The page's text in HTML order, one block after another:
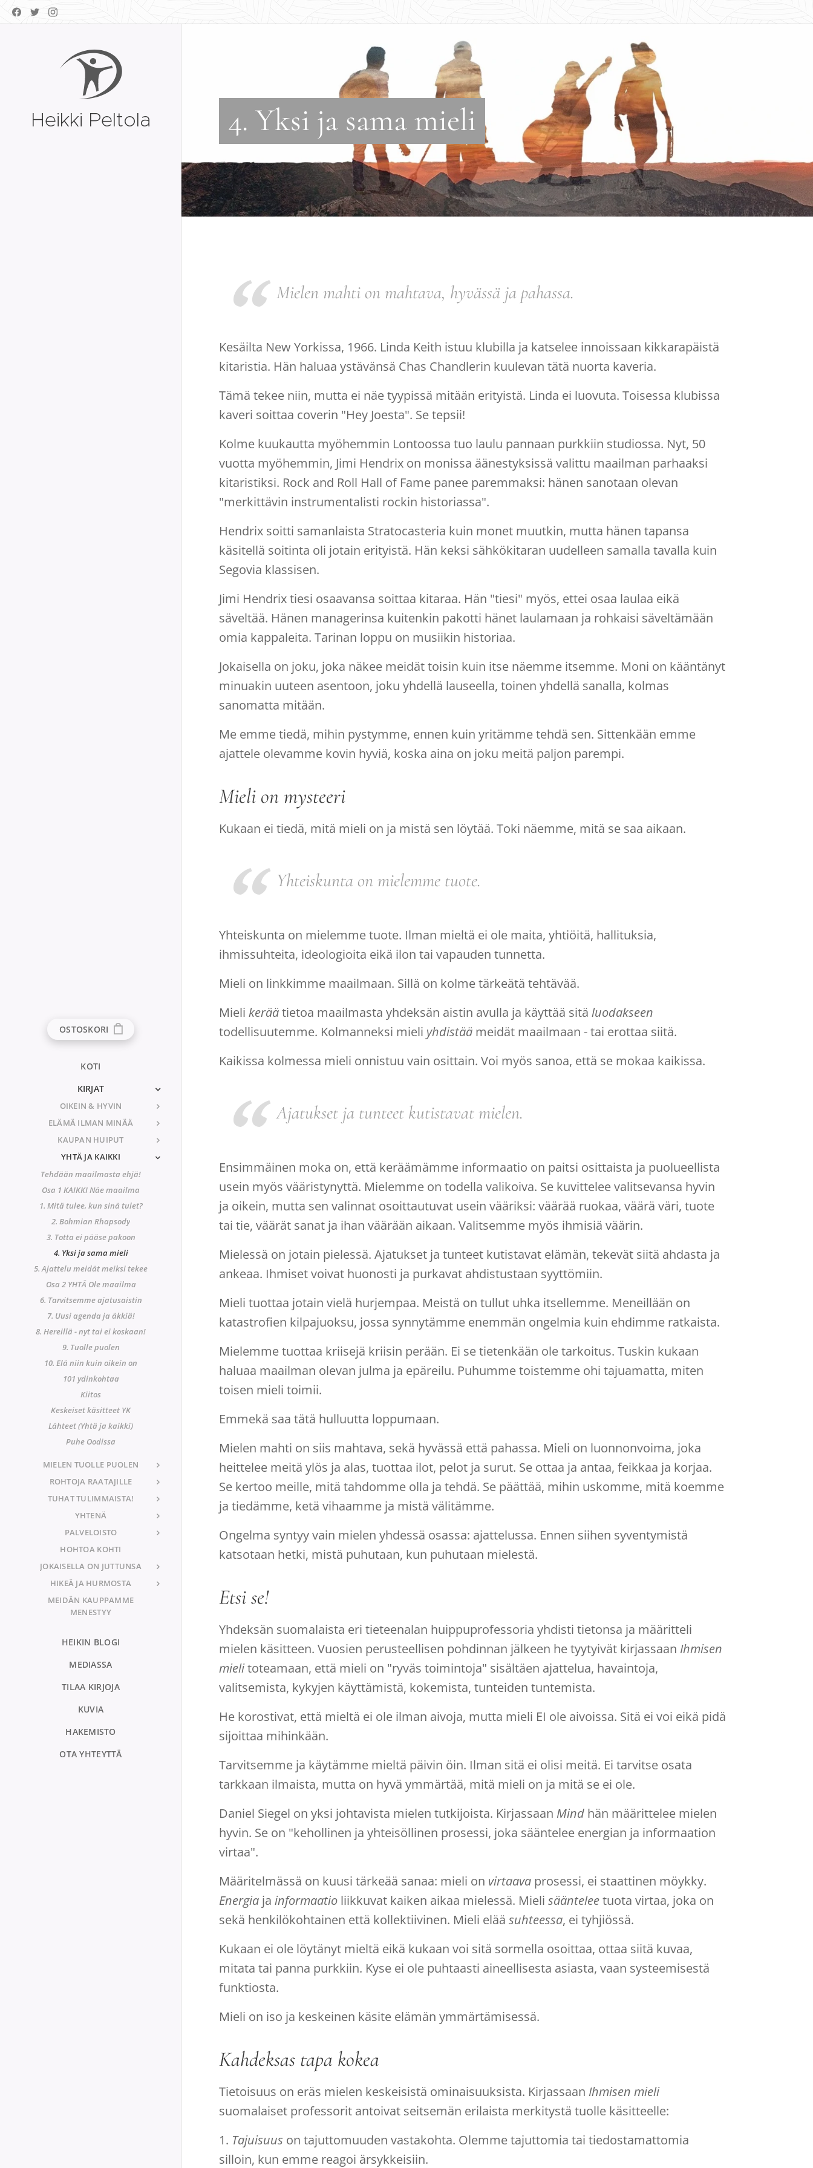
Heikki Peltola
OSTOSKORI
KOTI
KIRJAT
OIKEIN & HYVIN
ELÄMÄ ILMAN MINÄÄ
KAUPAN HUIPUT
YHTÄ JA KAIKKI
Tehdään maailmasta ehjä!
Osa 1 KAIKKI Näe maailma
1. Mitä tulee, kun sinä tulet?
2. Bohmian Rhapsody
3. Totta ei pääse pakoon
4. Yksi ja sama mieli
5. Ajattelu meidät meiksi tekee
Osa 2 YHTÄ Ole maailma
6. Tarvitsemme ajatusaistin
7. Uusi agenda ja äkkiä!
8. Hereillä - nyt tai ei koskaan!
9. Tuolle puolen
10. Elä niin kuin oikein on
101 ydinkohtaa
Kiitos
Keskeiset käsitteet YK
Lähteet (Yhtä ja kaikki)
Puhe Oodissa
MIELEN TUOLLE PUOLEN
ROHTOJA RAATAJILLE
TUHAT TULIMMAISTA!
YHTENÄ
PALVELOISTO
HOHTOA KOHTI
JOKAISELLA ON JUTTUNSA
HIKEÄ JA HURMOSTA
MEIDÄN KAUPPAMME
MENESTYY
HEIKIN BLOGI
MEDIASSA
TILAA KIRJOJA
KUVIA
HAKEMISTO
OTA YHTEYTTÄ
4. Yksi ja sama mieli
Mielen mahti on mahtava, hyvässä ja pahassa.
Kesäilta New Yorkissa, 1966. Linda Keith istuu klubilla ja katselee innoissaan kikkarapäistä
kitaristia. Hän haluaa ystävänsä Chas Chandlerin kuulevan tätä nuorta kaveria.
Tämä tekee niin, mutta ei näe tyypissä mitään erityistä. Linda ei luovuta. Toisessa klubissa
kaveri soittaa coverin "Hey Joesta". Se tepsii!
Kolme kuukautta myöhemmin Lontoossa tuo laulu pannaan purkkiin studiossa. Nyt, 50
vuotta myöhemmin, Jimi Hendrix on monissa äänestyksissä valittu maailman parhaaksi
kitaristiksi. Rock and Roll Hall of Fame panee paremmaksi: hänen sanotaan olevan
"merkittävin instrumentalisti rockin historiassa".
Hendrix soitti samanlaista Stratocasteria kuin monet muutkin, mutta hänen tapansa
käsitellä soitinta oli jotain erityistä. Hän keksi sähkökitaran uudelleen samalla tavalla kuin
Segovia klassisen.
Jimi Hendrix tiesi osaavansa soittaa kitaraa. Hän "tiesi" myös, ettei osaa laulaa eikä
säveltää. Hänen managerinsa kuitenkin pakotti hänet laulamaan ja rohkaisi säveltämään
omia kappaleita. Tarinan loppu on musiikin historiaa.
Jokaisella on joku, joka näkee meidät toisin kuin itse näemme itsemme. Moni on kääntänyt
minuakin uuteen asentoon, joku yhdellä lauseella, toinen yhdellä sanalla, kolmas
sanomatta mitään.
Me emme tiedä, mihin pystymme, ennen kuin yritämme tehdä sen. Sittenkään emme
ajattele olevamme kovin hyviä, koska aina on joku meitä paljon parempi.
Mieli on mysteeri
Kukaan ei tiedä, mitä mieli on ja mistä sen löytää. Toki näemme, mitä se saa aikaan.
Yhteiskunta on mielemme tuote.
Yhteiskunta on mielemme tuote. Ilman mieltä ei ole maita, yhtiöitä, hallituksia,
ihmissuhteita, ideologioita eikä ilon tai vapauden tunnetta.
Mieli on linkkimme maailmaan. Sillä on kolme tärkeätä tehtävää.
Mieli keräätietoa maailmasta yhdeksän aistin avulla ja käyttää sitä luodakseen
todellisuutemme. Kolmanneksi mieli yhdistää meidät maailmaan - tai erottaa siitä.
Kaikissa kolmessa mieli onnistuu vain osittain. Voi myös sanoa, että se mokaa kaikissa.
Ajatukset ja tunteet kutistavat mielen.
Ensimmäinen moka on, että keräämämme informaatio on paitsi osittaista ja puolueellista
usein myös vääristynyttä. Mielemme on todella valikoiva. Se kuvittelee valitsevansa hyvin
ja oikein, mutta sen valinnat osoittautuvat usein vääriksi: väärää ruokaa, väärä väri, tuote
tai tie, väärät sanat ja ihan väärään aikaan. Valitsemme myös ihmisiä väärin.
Mielessä on jotain pielessä. Ajatukset ja tunteet kutistavat elämän, tekevät siitä ahdasta ja
ankeaa. Ihmiset voivat huonosti ja purkavat ahdistustaan syyttömiin.
Mieli tuottaa jotain vielä hurjempaa. Meistä on tullut uhka itsellemme. Meneillään on
katastrofien kilpajuoksu, jossa synnytämme enemmän ongelmia kuin ehdimme ratkaista.
Mielemme tuottaa kriisejä kriisin perään. Ei se tietenkään ole tarkoitus. Tuskin kukaan
haluaa maailman olevan julma ja epäreilu. Puhumme toistemme ohi tajuamatta, miten
toisen mieli toimii.
Emmekä saa tätä hulluutta loppumaan.
Mielen mahti on siis mahtava, sekä hyvässä että pahassa. Mieli on luonnonvoima, joka
heittelee meitä ylös ja alas, tuottaa ilot, pelot ja surut. Se ottaa ja antaa, feikkaa ja korjaa.
Se kertoo meille, mitä tahdomme olla ja tehdä. Se päättää, mihin uskomme, mitä koemme
ja tiedämme, ketä vihaamme ja mistä välitämme.
Ongelma syntyy vain mielen yhdessä osassa: ajattelussa. Ennen siihen syventymistä
katsotaan hetki, mistä puhutaan, kun puhutaan mielestä.
Etsi se!
Yhdeksän suomalaista eri tieteenalan huippuprofessoria yhdisti tietonsa ja määritteli
mielen käsitteen. Vuosien perusteellisen pohdinnan jälkeen he tyytyivät kirjassaan Ihmisen
mielitoteamaan, että mieli on "ryväs toimintoja" sisältäen ajattelua, havaintoja,
valitsemista, kykyjen käyttämistä, kokemista, tunteiden tuntemista.
He korostivat, että mieltä ei ole ilman aivoja, mutta mieli EI ole aivoissa. Sitä ei voi eikä pidä
sijoittaa mihinkään.
Tarvitsemme ja käytämme mieltä päivin öin. Ilman sitä ei olisi meitä. Ei tarvitse osata
tarkkaan ilmaista, mutta on hyvä ymmärtää, mitä mieli on ja mitä se ei ole.
Daniel Siegel on yksi johtavista mielen tutkijoista. Kirjassaan Mind hän määrittelee mielen
hyvin. Se on "kehollinen ja yhteisöllinen prosessi, joka sääntelee energian ja informaation
virtaa".
Määritelmässä on kuusi tärkeää sanaa: mieli on virtaava prosessi, ei staattinen möykky.
Energia ja informaatio liikkuvat kaiken aikaa mielessä. Mieli säänteleetuota virtaa, joka on
sekä henkilökohtainen että kollektiivinen. Mieli elää suhteessa, ei tyhjiössä.
Kukaan ei ole löytänyt mieltä eikä kukaan voi sitä sormella osoittaa, ottaa siitä kuvaa,
mitata tai panna purkkiin. Kyse ei ole puhtaasti aineellisesta asiasta, vaan systeemisestä
funktiosta.
Mieli on iso ja keskeinen käsite elämän ymmärtämisessä.
Kahdeksas tapa kokea
Tietoisuus on eräs mielen keskeisistä ominaisuuksista. Kirjassaan Ihmisen mieli
suomalaiset professorit antoivat seitsemän erilaista merkitystä tuolle käsitteelle:
1. Tajuisuus on tajuttomuuden vastakohta. Olemme tajuttomia tai tiedostamattomia
silloin, kun emme reagoi ärsykkeisiin.